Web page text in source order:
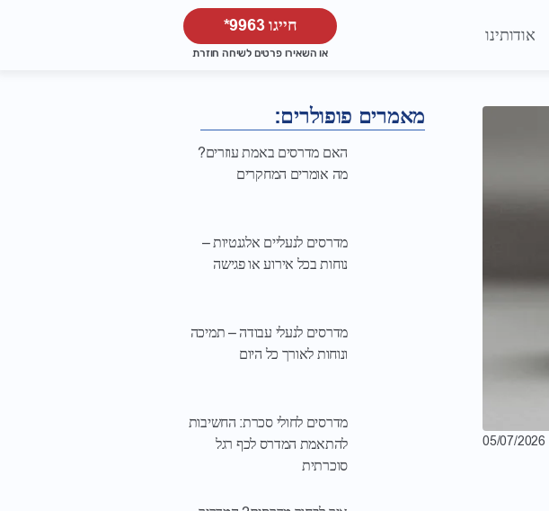
אודותינו חייגו 9963*
או השאירו פרטים לשיחה חוזרת
05/07/2026
מאמרים פופולרים:
האם מדרסים באמת עוזרים?
מה אומרים המחקרים
מדרסים לנעליים אלגנטיות –
נוחות בכל אירוע או פגישה
מדרסים לנעלי עבודה – תמיכה
ונוחות לאורך כל היום
מדרסים לחולי סכרת: החשיבות
להתאמת המדרס לכף רגל
סוכרתית